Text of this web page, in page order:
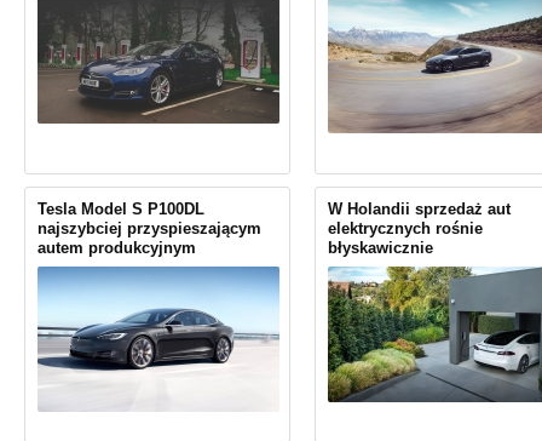
Tesla Model S P100DL
najszybciej przyspieszającym
autem produkcyjnym
W Holandii sprzedaż aut
elektrycznych rośnie
błyskawicznie